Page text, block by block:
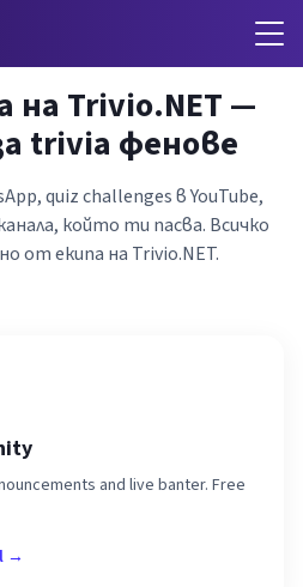
Trivio.NET —
trivia фенове
quiz challenges в YouTube,
който ти пасва. Всичко
от екипа на Trivio.NET.
and live banter. Free
→